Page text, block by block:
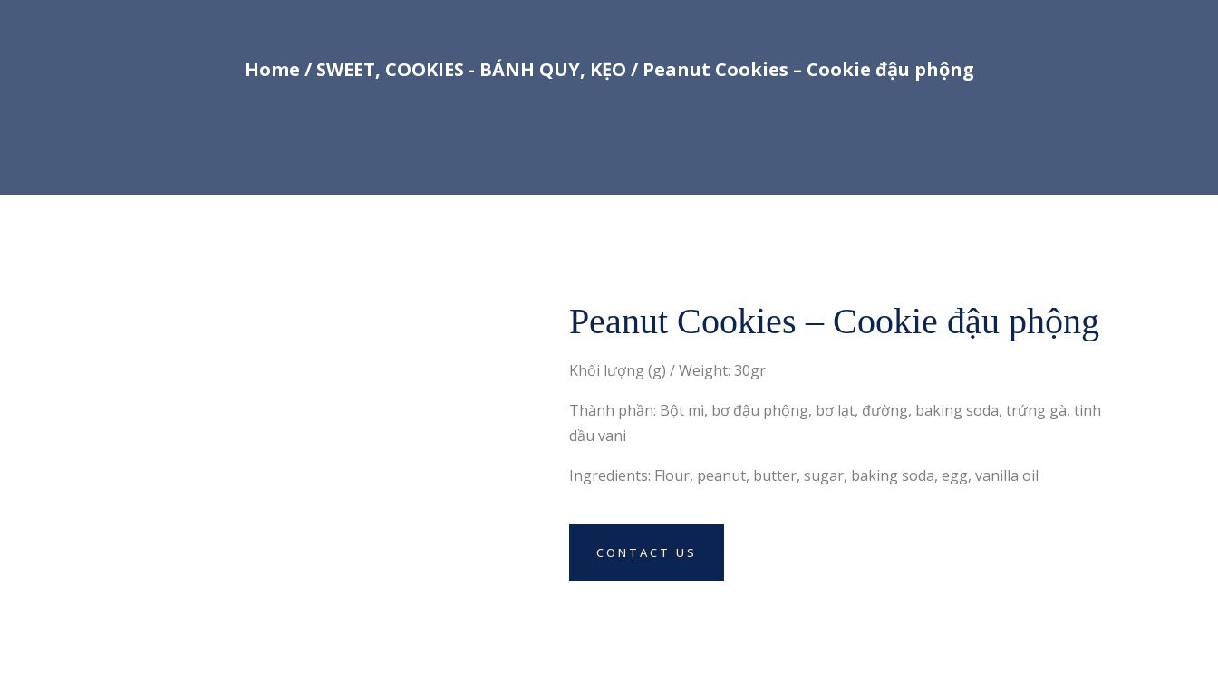
Home / SWEET, COOKIES - BÁNH QUY, KẸO / Peanut Cookies – Cookie đậu phộng
Peanut Cookies – Cookie đậu phộng
Khối lượng (g) / Weight: 30gr
Thành phần: Bột mì, bơ đậu phộng, bơ lạt, đường, baking soda, trứng gà, tinh
dầu vani
Ingredients: Flour, peanut, butter, sugar, baking soda, egg, vanilla oil
CONTACT US